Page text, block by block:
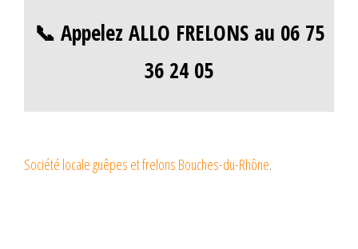
📞 Appelez ALLO FRELONS au 06 75
36 24 05
Société locale guêpes et frelons Bouches-du-Rhône.